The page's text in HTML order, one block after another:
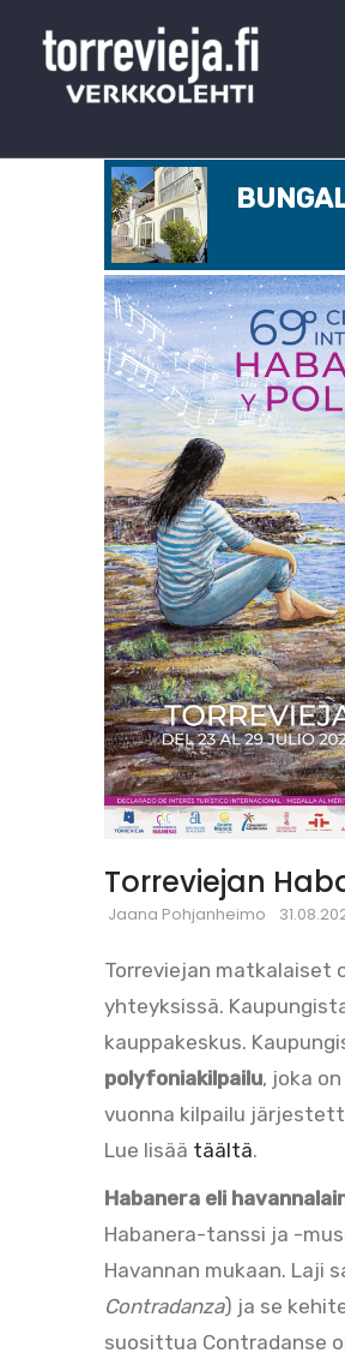
Torreviejan
Jaana Pohjanheimo
Torreviejan matkalaiset
yhteyksissä.
kauppakeskus.
polyfoniakilpailu, joka
vuonna kilpailu
Lue lisää täältä.
Habanera eli
Habanera-tanssi ja -
Havannan mukaan. Laji
Contradanza) ja se
suosittua Contradanse